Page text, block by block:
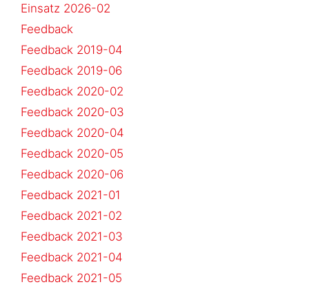
Einsatz 2026-02
Feedback
Feedback 2019-04
Feedback 2019-06
Feedback 2020-02
Feedback 2020-03
Feedback 2020-04
Feedback 2020-05
Feedback 2020-06
Feedback 2021-01
Feedback 2021-02
Feedback 2021-03
Feedback 2021-04
Feedback 2021-05